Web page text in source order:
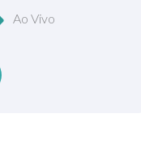
Ao Vivo